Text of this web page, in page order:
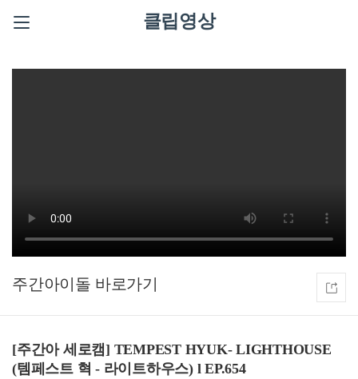
클립영상
주간아이돌
[주간아 세로캠] TEMPEST HYUK- LIGHTHOUSE
(템페스트 혁 - 라이트하우스) l EP.654